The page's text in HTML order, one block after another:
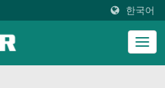
한국어